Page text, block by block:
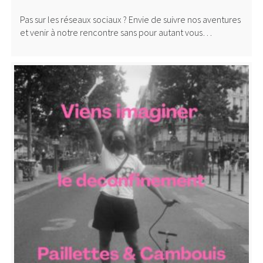
Pas sur les réseaux sociaux ? Envie de suivre nos aventures
et venir à notre rencontre sans pour autant vous…